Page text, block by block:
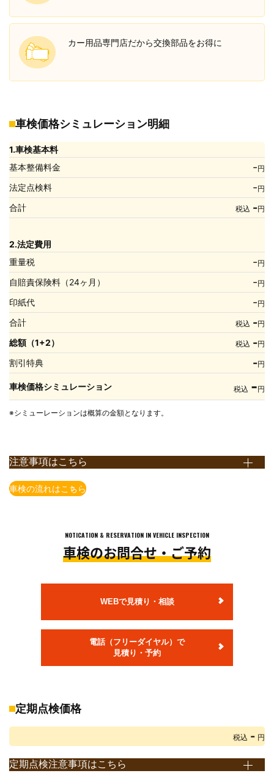
カー用品専門店だから交換部品をお得に
車検価格シミュレーション明細
1.車検基本料
基本整備料金
-円
法定点検料 -円
合計 税込 -円
2.法定費用
重量税
-円
自賠責保険料（24ヶ月） -円
印紙代 -円
合計 税込 -円
総額（1+2） 税込 -円
割引特典 -円
車検価格シミュレーション 税込 -円
※シミューレーションは概算の金額となります。
注意事項はこちら
※上記価格は国産車かつ当店での価格となります。店舗により価格
ない場合がございますので予めご了承ください。
※上記価格は追加整備等が発生しない場合の価格となります。
頂いた上で、ご案内いたします。
※法定費用は非課税です。
※自賠責保険料金は、軽自動車・乗用車24ヶ月、小型貨物車12ヶ
※部品交換が必要な場合、部品代・交換料金が別途発生します。
エコカー減税対象車の重量税額は上記額より減額されます。
現在の税額となります)
車検の流れはこちら
NOTICATION & RESERVATION IN VEHICLE INSPECTION
車検のお問合せ・ご予約
WEBで見積り・相談
電話（フリーダイヤル）で
見積り・予約
定期点検価格
税込 - 円
定期点検注意事項はこちら